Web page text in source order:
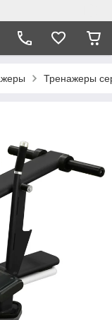
Тренажеры